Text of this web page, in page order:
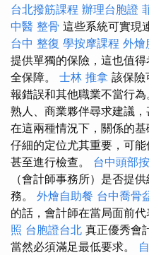
台北撥筋課程 辦理台胞證
中醫 整骨 這些系統可實現
台中 整復 學按摩課程 外燴
提供單獨的保險，這也值
全保障。 士林 推拿 該保險
報錯誤和其他職業不當行為
熟人、商業夥伴尋求建議，
在這兩種情況下，關係的
仔細的定位尤其重要，可
甚至進行檢查。 台中頭部
（會計師事務所）是否提
務。 外燴自助餐 台中喬骨
的話，會計師在當局面前代
照 台胞證台北 真正優秀會
當然必須滿足最低要求。